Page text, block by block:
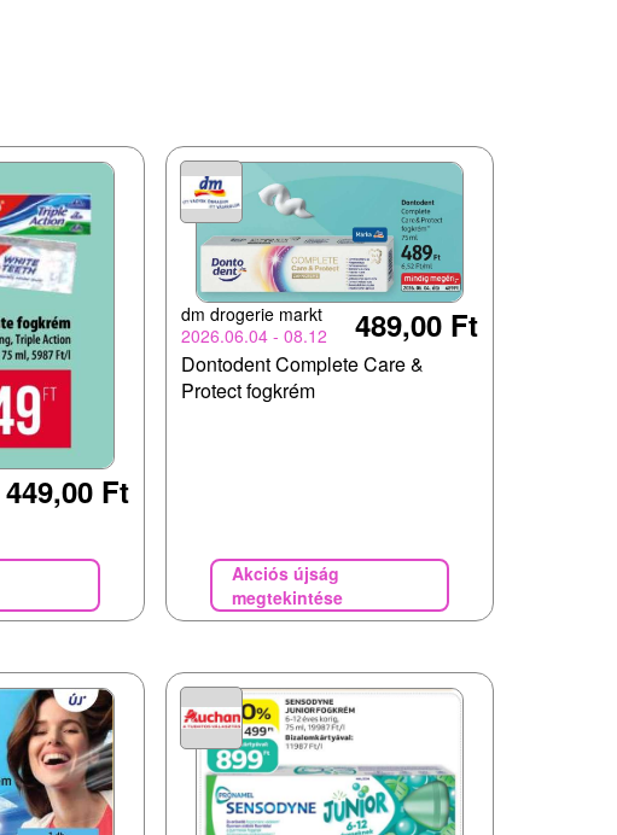
449,00 Ft
dm drogerie markt
2026.06.04 - 08.12
489,00 Ft
Dontodent Complete Care &
Protect fogkrém
Akciós újság
megtekintése